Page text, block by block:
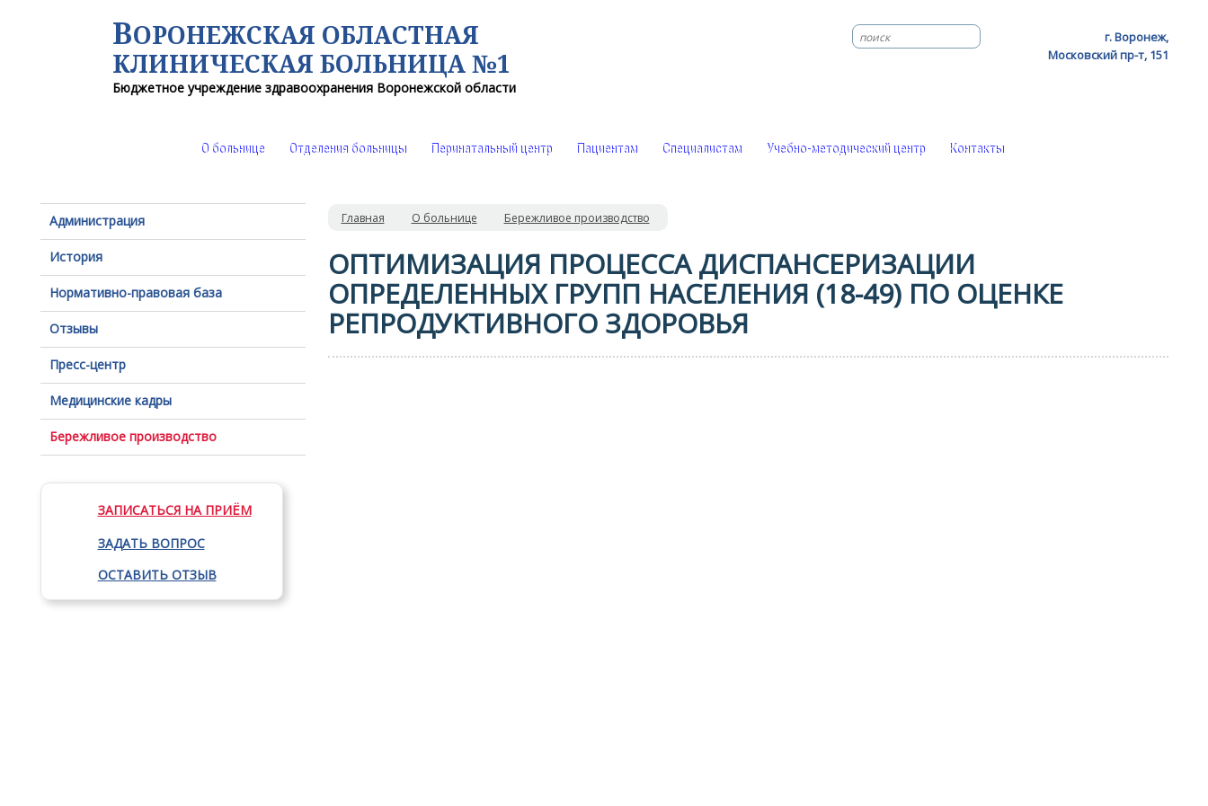
ВОРОНЕЖСКАЯ ОБЛАСТНАЯ
КЛИНИЧЕСКАЯ БОЛЬНИЦА №1
Бюджетное учреждение здравоохранения Воронежской области
г. Воронеж,
Московский пр-т, 151
О больнице Отделения больницы Перинатальный центр Пациентам Специалистам Учебно-методический центр Контакты
Администрация
История
Нормативно-правовая база
Отзывы
Пресс-центр
Медицинские кадры
Бережливое производство
ЗАПИСАТЬСЯ НА ПРИЁМ
ЗАДАТЬ ВОПРОС
ОСТАВИТЬ ОТЗЫВ
Главная О больнице Бережливое производство
ОПТИМИЗАЦИЯ ПРОЦЕССА ДИСПАНСЕРИЗАЦИИ
ОПРЕДЕЛЕННЫХ ГРУПП НАСЕЛЕНИЯ (18-49) ПО ОЦЕНКЕ
РЕПРОДУКТИВНОГО ЗДОРОВЬЯ